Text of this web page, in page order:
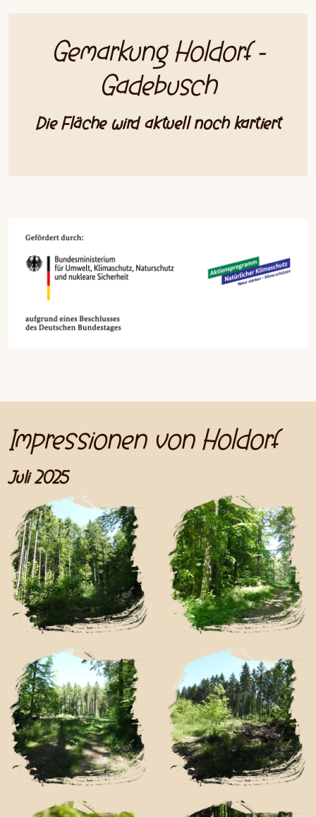
Gemarkung Holdorf -
Gadebusch
Die Fläche wird aktuell noch kartiert
Impressionen von Holdorf
Juli 2025